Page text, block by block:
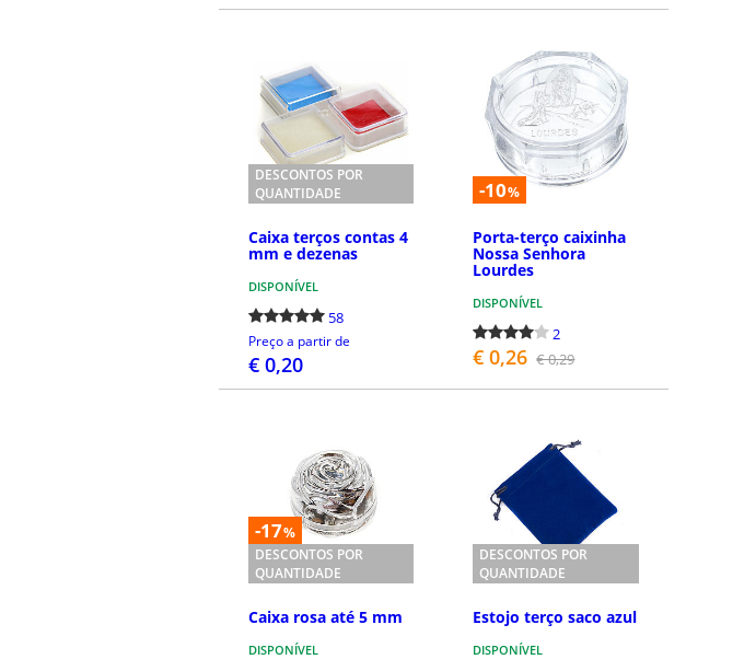
DESCONTOS POR
QUANTIDADE
Caixa terços contas 4
mm e dezenas
DISPONÍVEL
58
Preço a partir de
€ 0,20
-10%
Porta-terço caixinha
Nossa Senhora
Lourdes
DISPONÍVEL
2
€ 0,26 € 0,29
-17%
DESCONTOS POR
QUANTIDADE
Caixa rosa até 5 mm
DISPONÍVEL
DESCONTOS POR
QUANTIDADE
Estojo terço saco azul
DISPONÍVEL